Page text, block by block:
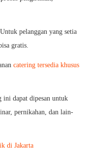
Untuk pelanggan yang setia
gratis.
catering tersedia khusus
ini dapat dipesan untuk
pernikahan, dan lain-
di Jakarta